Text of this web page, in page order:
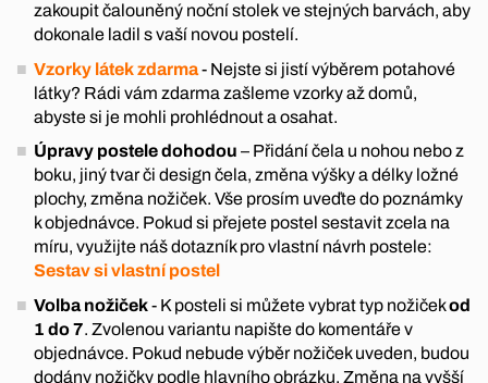
zakoupit čalouněný noční stolek ve stejných barvách, aby
dokonale ladil s vaší novou postelí.
Vzorky látek zdarma- Nejste si jistí výběrem potahové
látky? Rádi vám zdarma zašleme vzorky až domů,
abyste si je mohli prohlédnout a osahat.
Úpravy postele dohodou – Přidání čela u nohou nebo z
boku, jiný tvar či design čela, změna výšky a délky ložné
plochy, změna nožiček. Vše prosím uveďte do poznámky
k objednávce. Pokud si přejete postel sestavit zcela na
míru, využijte náš dotazník pro vlastní návrh postele:
Sestav si vlastní postel
Volba nožiček- K posteli si můžete vybrat typ nožičekod
1 do 7. Zvolenou variantu napište do komentáře v
objednávce. Pokud nebude výběr nožiček uveden, budou
dodány nožičky podle hlavního obrázku. Změna na vyšší